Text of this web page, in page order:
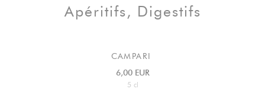
Apéritifs, Digestifs
CAMPARI
6,00 EUR
5 cl